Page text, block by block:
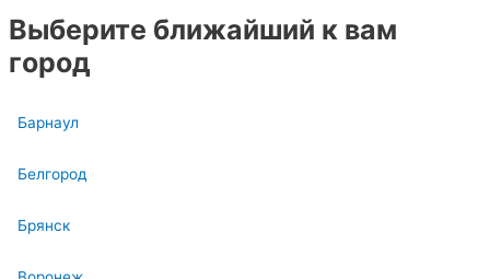
Выберите ближайший к вам
город
Барнаул
Белгород
Брянск